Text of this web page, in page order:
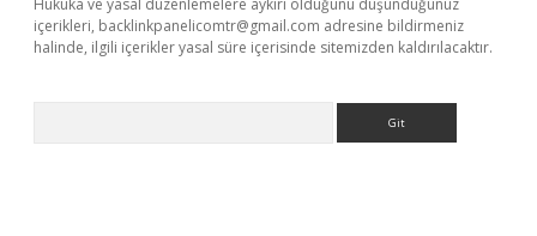
Hukuka ve yasal düzenlemelere aykırı olduğunu düşündüğünüz
içerikleri, backlinkpanelicomtr@gmail.com adresine bildirmeniz
halinde, ilgili içerikler yasal süre içerisinde sitemizden kaldırılacaktır.